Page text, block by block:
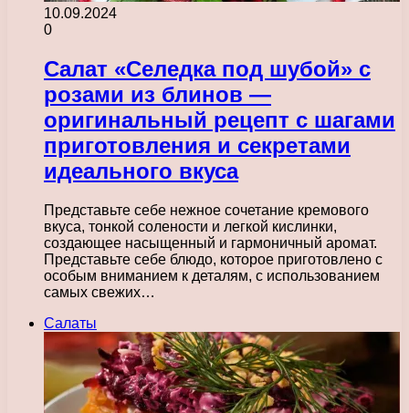
10.09.2024
0
Салат «Селедка под шубой» с
розами из блинов —
оригинальный рецепт с шагами
приготовления и секретами
идеального вкуса
Представьте себе нежное сочетание кремового
вкуса, тонкой солености и легкой кислинки,
создающее насыщенный и гармоничный аромат.
Представьте себе блюдо, которое приготовлено с
особым вниманием к деталям, с использованием
самых свежих…
Салаты